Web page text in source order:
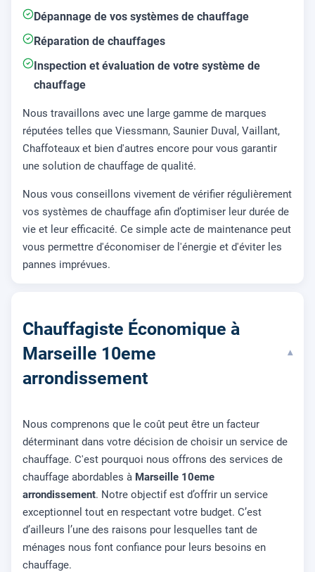
Dépannage de vos systèmes de chauffage
Réparation de chauffages
Inspection et évaluation de votre système de
chauffage
Nous travaillons avec une large gamme de marques
réputées telles que Viessmann, Saunier Duval, Vaillant,
Chaffoteaux et bien d'autres encore pour vous garantir
une solution de chauffage de qualité.
Nous vous conseillons vivement de vérifier régulièrement
vos systèmes de chauffage afin d’optimiser leur durée de
vie et leur efficacité. Ce simple acte de maintenance peut
vous permettre d'économiser de l'énergie et d'éviter les
pannes imprévues.
Chauffagiste Économique à
Marseille 10eme
arrondissement
▾
Nous comprenons que le coût peut être un facteur
déterminant dans votre décision de choisir un service de
chauffage. C'est pourquoi nous offrons des services de
chauffage abordables à Marseille 10eme
arrondissement. Notre objectif est d’offrir un service
exceptionnel tout en respectant votre budget. C’est
d’ailleurs l’une des raisons pour lesquelles tant de
ménages nous font confiance pour leurs besoins en
chauffage.